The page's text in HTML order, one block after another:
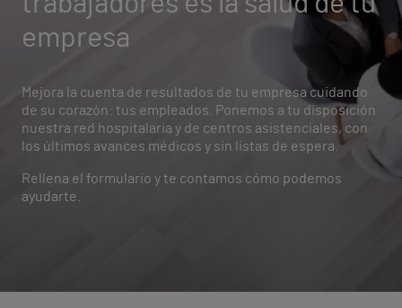
empresa
Mejora la cuenta de resultados de tu empresa cuidando
de su corazón: tus empleados. Ponemos a tu disposición
nuestra red hospitalaria y de centros asistenciales, con
los últimos avances médicos y sin listas de espera.
Rellena el formulario y te contamos cómo podemos
ayudarte.